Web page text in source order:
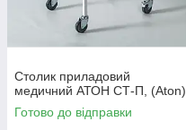
Столик приладовий
медичний АТОН СТ-П, (Aton)
Готово до відправки